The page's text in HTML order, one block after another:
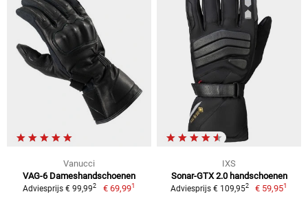
Vanucci
VAG-6 Dameshandschoenen
Adviesprijs € 99,992 € 69,991
IXS
Sonar-GTX 2.0 handschoenen
Adviesprijs € 109,952 € 59,951